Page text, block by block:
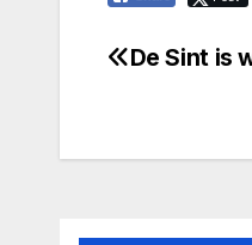
Bericht
De Sint is